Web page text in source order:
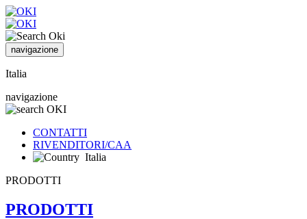
navigazione
Italia
navigazione
CONTATTI
RIVENDITORI/CAA
Italia
PRODOTTI
PRODOTTI